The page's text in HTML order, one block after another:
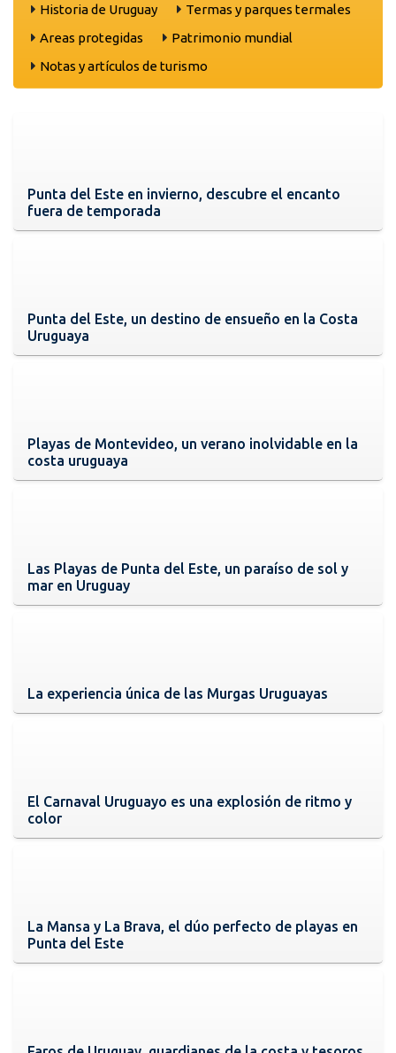
Historia de Uruguay
Termas y parques termales
Areas protegidas
Patrimonio mundial
Notas y artículos de turismo
Punta del Este en invierno, descubre el encanto
fuera de temporada
Punta del Este, un destino de ensueño en la Costa
Uruguaya
Playas de Montevideo, un verano inolvidable en la
costa uruguaya
Las Playas de Punta del Este, un paraíso de sol y
mar en Uruguay
La experiencia única de las Murgas Uruguayas
El Carnaval Uruguayo es una explosión de ritmo y
color
La Mansa y La Brava, el dúo perfecto de playas en
Punta del Este